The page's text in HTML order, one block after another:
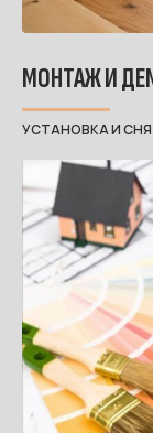
МОНТАЖ И
УСТАНОВКА И